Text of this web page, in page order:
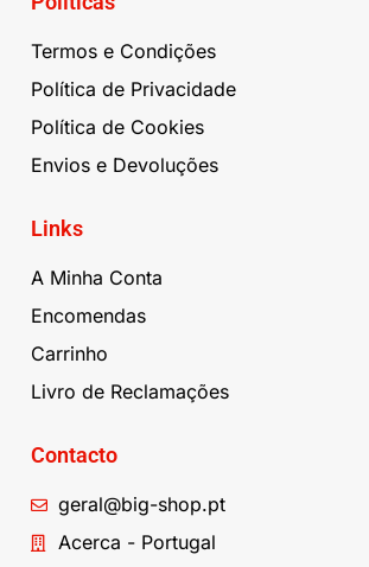
Termos e Condições
Política de Privacidade
Política de Cookies
Envios e Devoluções
Links
A Minha Conta
Encomendas
Carrinho
Livro de Reclamações
Contacto
geral@big-shop.pt
Acerca - Portugal